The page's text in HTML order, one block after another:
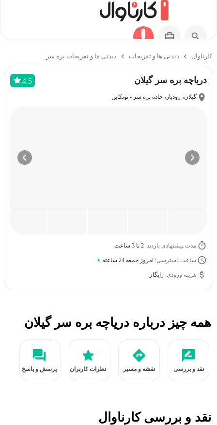
کارناوال دیدنی ها و تفریحات دیدنی ها و تفریحات بره سر
دریاچه بره سر گیلان 4.5
گیلان، رودبار، جاده بره سر - توتکابن
مدت پیشنهادی بازدید: 2 تا 3 ساعت
ساعت دسترسی: امروز جمعه 24 ساعته
هزینه ورودی: رایگان
همه چیز درباره دریاچه بره سر گیلان
نقد و بررسی نقشه و مسیر نظرات کاربران پرسش و پاسخ
نقد و بررسی کارناوال